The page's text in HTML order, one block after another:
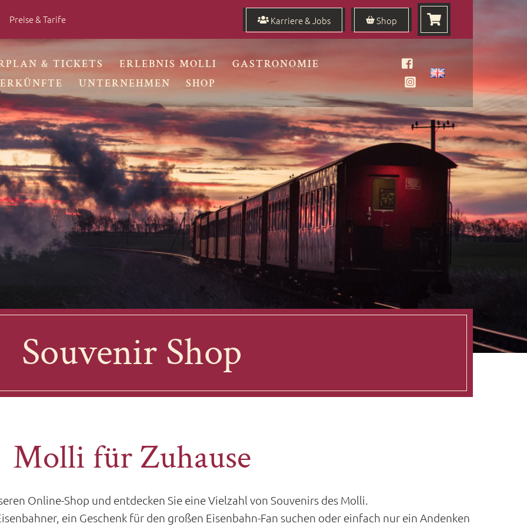
Preise & Tarife Karriere & Jobs Shop
& TICKETS ERLEBNIS MOLLI
GASTRONOMIE
UNTERNEHMEN SHOP
Facebook
Instagram
Souvenir Shop
Molli für Zuhause
Online-Shop und entdecken Sie eine Vielzahl von Souvenirs des Molli.
ein Geschenk für den großen Eisenbahn-Fan suchen oder einfach nur ein Andenken